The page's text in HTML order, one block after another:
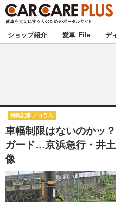
★カーケアプラス認定★ 厳
甲信越
東海
九州
ショップ紹介 愛車 File デ
車幅制限はないのかッ
ガード…京浜急行・井
像
特集記事 コラム